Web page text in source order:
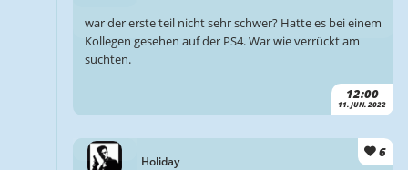
12:00
11. JUN. 2022
war der erste teil nicht sehr schwer? Hatte es bei einem
Kollegen gesehen auf der PS4. War wie verrückt am
suchten.
Holiday
6